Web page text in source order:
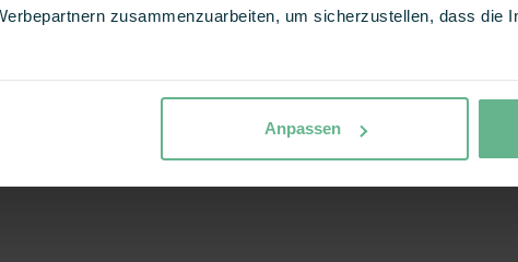
zusammenzuarbeiten, um sicherzustellen, dass die
Anpassen